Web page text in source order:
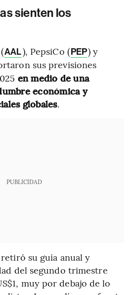
sienten los
AAL), PepsiCo (PEP) y
sus previsiones
en medio de una
económica y
globales.
PUBLICIDAD
su guía anual y
del segundo trimestre
muy por debajo de lo